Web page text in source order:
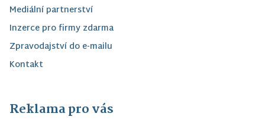
Mediální partnerství
Inzerce pro firmy zdarma
Zpravodajství do e-mailu
Kontakt
Reklama pro vás